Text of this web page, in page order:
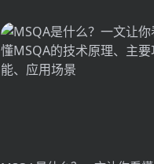
主要功能、应用场景